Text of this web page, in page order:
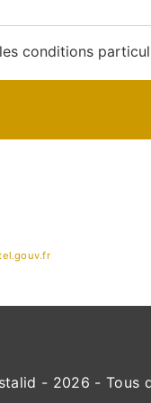
conditions
nécessaires aux fins de
données collectées
de rectification,
de contrôle, ainsi que
à l'adresse
légale aux fins
. Consultez le site
- 2026 - Tous